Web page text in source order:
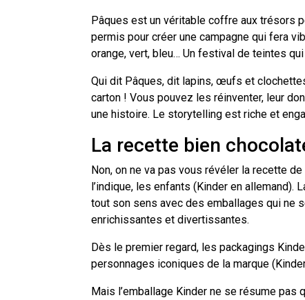
Pâques est un véritable coffre aux trésors
permis pour créer une campagne qui fera
orange, vert, bleu… Un festival de teintes
Qui dit Pâques, dit lapins, œufs et
carton ! Vous pouvez les réinventer, leur
une histoire. Le storytelling est riche et
La recette bien
Non, on ne va pas vous révéler la recette
l’indique, les enfants (Kinder en
tout son sens avec des emballages qui ne
enrichissantes et divertissantes.
Dès le premier regard, les packagings
personnages iconiques de la marque
Mais l’emballage Kinder ne se résume